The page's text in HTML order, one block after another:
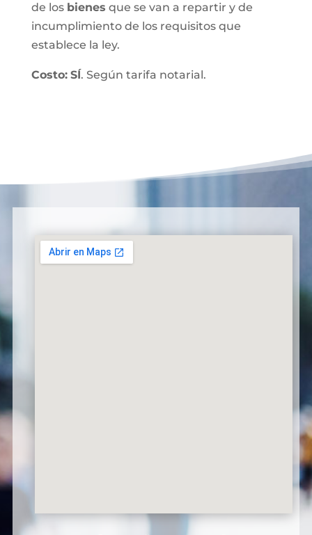
de los bienes que se van a repartir y de
incumplimiento de los requisitos que
establece la ley.
Costo: SÍ. Según tarifa notarial.